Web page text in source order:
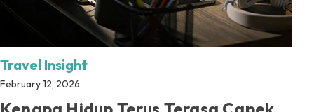
Travel Insight
February 12, 2026